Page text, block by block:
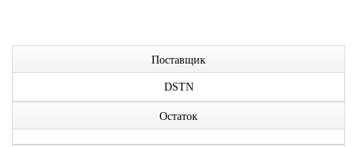
Поставщик
DSTN
Остаток